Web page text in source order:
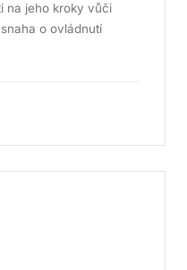
na jeho kroky vůči
o ovládnutí